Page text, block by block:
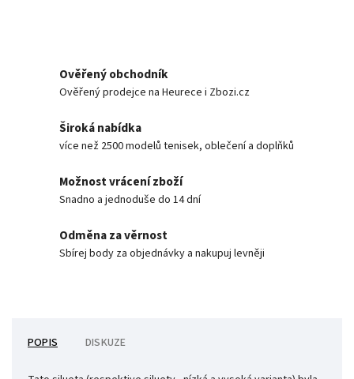
Ověřený obchodník
Ověřený prodejce na Heurece i Zbozi.cz
Široká nabídka
více než 2500 modelů tenisek, oblečení a doplňků
Možnost vrácení zboží
Snadno a jednoduše do 14 dní
Odměna za věrnost
Sbírej body za objednávky a nakupuj levněji
POPIS DISKUZE